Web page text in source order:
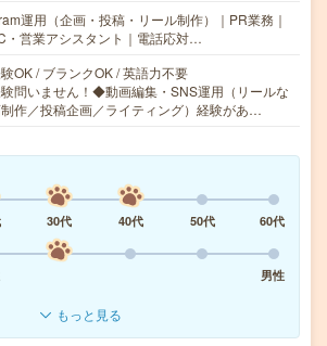
運用（企画・投稿・リール制作）｜PR業務｜
・営業アシスタント｜電話応対…
OK / ブランクOK / 英語力不要
問いません！◆動画編集・SNS運用（リールな
作／投稿企画／ライティング）経験があ…
30代 40代 50代
60代
男性
もっと見る